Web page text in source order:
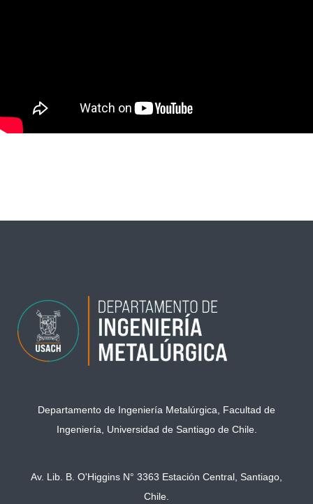
Departamento de Ingeniería Metalúrgica, Facultad de
Ingeniería, Universidad de Santiago de Chile.
Av. Lib. B. O'Higgins N° 3363 Estación Central, Santiago,
Chile.